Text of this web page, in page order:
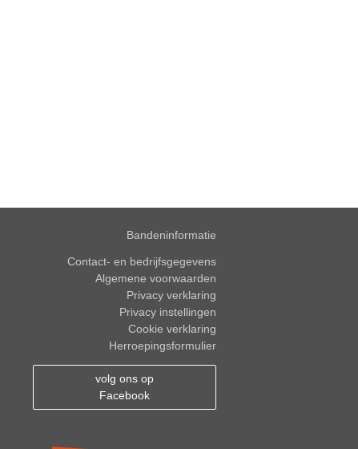
Bandeninformatie
Contact- en bedrijfsgegevens
Algemene voorwaarden
Privacy verklaring
Privacy instellingen
Cookie verklaring
Herroepingsformulier
volg ons op
Facebook